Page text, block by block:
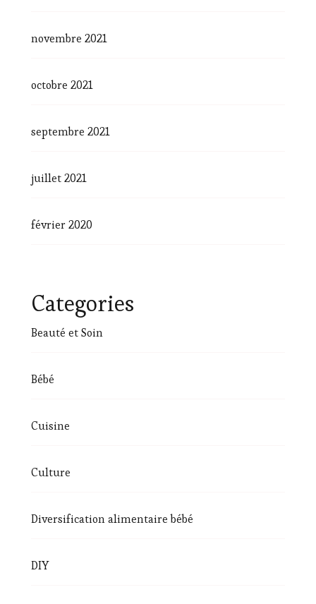
novembre 2021
octobre 2021
septembre 2021
juillet 2021
février 2020
Categories
Beauté et Soin
Bébé
Cuisine
Culture
Diversification alimentaire bébé
DIY